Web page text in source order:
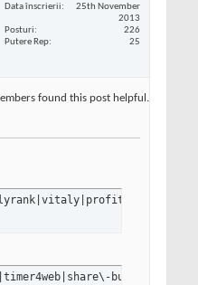
Data înscrierii
25th November
2013
Posturi
226
Putere Rep
25
found this post helpful.